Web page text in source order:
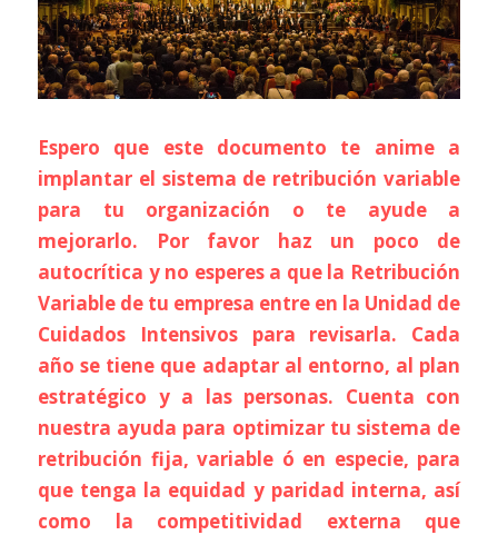
Espero que este documento te anime a
implantar el sistema de retribución variable
para tu organización o te ayude a
mejorarlo. Por favor haz un poco de
autocrítica y no esperes a que la Retribución
Variable de tu empresa entre en la Unidad de
Cuidados Intensivos para revisarla. Cada
año se tiene que adaptar al entorno, al plan
estratégico y a las personas. Cuenta con
nuestra ayuda para optimizar tu sistema de
retribución fija, variable ó en especie, para
que tenga la equidad y paridad interna, así
como la competitividad externa que